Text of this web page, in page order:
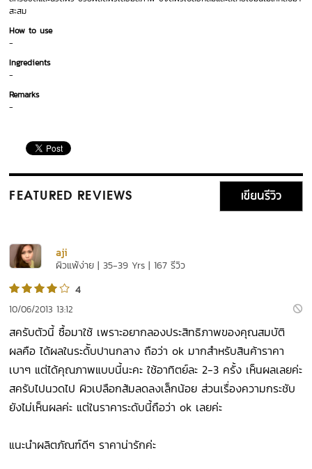
สะสม
How to use
-
Ingredients
-
Remarks
-
FEATURED REVIEWS เขียนรีวิว
aji
ผิวแพ้ง่าย | 35-39 Yrs | 167 รีวิว
4
10/06/2013 13:12
สครับตัวนี้ ซื้อมาใช้ เพราะอยากลองประสิทธิภาพของคุณสมบัติ
ผลคือ ได้ผลในระด้ับปานกลาง ถือว่า ok มากสำหรับสินค้าราคา
เบาๆ แต่ได้คุณภาพแบบนี้นะคะ ใช้อาทิตย์ละ 2-3 ครั้ง เห็นผลเลยค่ะ
สครับไปนวดไป ผิวเปลือกส้มลดลงเล็กน้อย ส่วนเรื่องความกระชับ
ยังไม่เห็นผลค่ะ แต่ในราคาระดับนี้ถือว่า ok เลยค่ะ
แนะนำผลิตภัณฑ์ดีๆ ราคาน่ารักค่ะ